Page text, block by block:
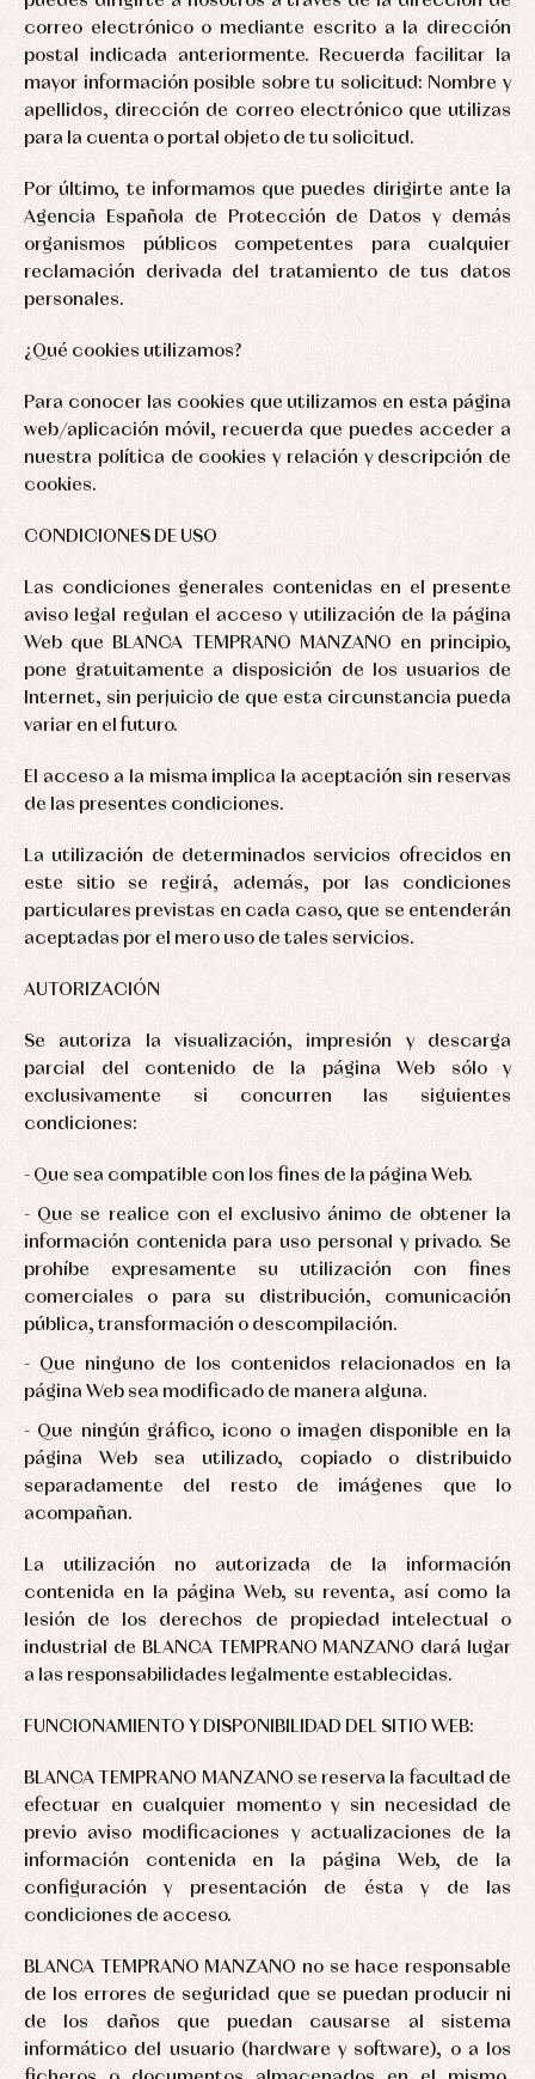
correo electrónico o mediante escrito a la dirección
postal indicada anteriormente. Recuerda facilitar la
mayor información posible sobre tu solicitud: Nombre y
apellidos, dirección de correo electrónico que utilizas
para la cuenta o portal objeto de tu solicitud.
Por último, te informamos que puedes dirigirte ante la
Agencia Española de Protección de Datos y demás
organismos públicos competentes para cualquier
reclamación derivada del tratamiento de tus datos
personales.
¿Qué cookies utilizamos?
Para conocer las cookies que utilizamos en esta página
web/aplicación móvil, recuerda que puedes acceder a
nuestra política de cookies y relación y descripción de
cookies.
CONDICIONES DE USO
Las condiciones generales contenidas en el presente
aviso legal regulan el acceso y utilización de la página
Web que BLANCA TEMPRANO MANZANO en principio,
pone gratuitamente a disposición de los usuarios de
Internet, sin perjuicio de que esta circunstancia pueda
variar en el futuro.
El acceso a la misma implica la aceptación sin reservas
de las presentes condiciones.
La utilización de determinados servicios ofrecidos en
este sitio se regirá, además, por las condiciones
particulares previstas en cada caso, que se entenderán
aceptadas por el mero uso de tales servicios.
AUTORIZACIÓN
Se autoriza la visualización, impresión y descarga
parcial del contenido de la página Web sólo y
exclusivamente si concurren las siguientes
condiciones:
Que sea compatible con los fines de la página Web.
Que se realice con el exclusivo ánimo de obtener la
información contenida para uso personal y privado. Se
prohíbe expresamente su utilización con fines
comerciales o para su distribución, comunicación
pública, transformación o descompilación.
Que ninguno de los contenidos relacionados en la
página Web sea modificado de manera alguna.
Que ningún gráfico, icono o imagen disponible en la
página Web sea utilizado, copiado o distribuido
separadamente del resto de imágenes que lo
acompañan.
La utilización no autorizada de la información
contenida en la página Web, su reventa, así como la
lesión de los derechos de propiedad intelectual o
industrial de BLANCA TEMPRANO MANZANO dará lugar
a las responsabilidades legalmente establecidas.
FUNCIONAMIENTO Y DISPONIBILIDAD DEL SITIO WEB:
BLANCA TEMPRANO MANZANO se reserva la facultad de
efectuar en cualquier momento y sin necesidad de
previo aviso modificaciones y actualizaciones de la
información contenida en la página Web, de la
configuración y presentación de ésta y de las
condiciones de acceso.
BLANCA TEMPRANO MANZANO no se hace responsable
de los errores de seguridad que se puedan producir ni
de los daños que puedan causarse al sistema
informático del usuario (hardware y software), o a los